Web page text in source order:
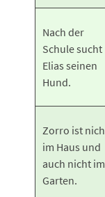
Nach der
Schule sucht
Elias seinen
Hund.
Zorro ist
im Haus und
auch nicht im
Garten.